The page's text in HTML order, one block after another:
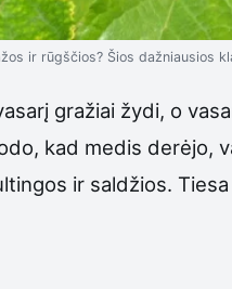
ir rūgščios? Šios dažniausios
gražiai žydi, o
kad medis derėjo,
ir saldžios.